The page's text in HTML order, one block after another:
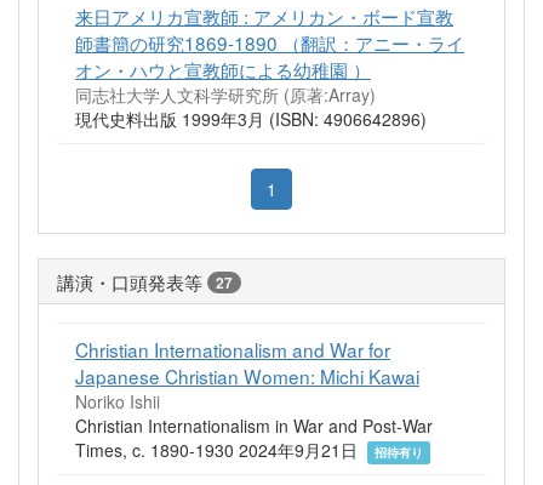
来日アメリカ宣教師 : アメリカン・ボード宣教
師書簡の研究1869-1890 （翻訳：アニー・ライ
オン・ハウと宣教師による幼稚園 ）
同志社大学人文科学研究所 (原著:Array)
現代史料出版 1999年3月 (ISBN: 4906642896)
1
講演・口頭発表等 27
Christian Internationalism and War for
Japanese Christian Women: Michi Kawai
Noriko Ishii
Christian Internationalism in War and Post-War
Times, c. 1890-1930 2024年9月21日
招待有り